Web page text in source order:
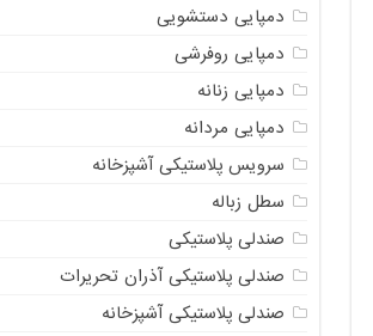
دمپایی دستشویی
دمپایی روفرشی
دمپایی زنانه
دمپایی مردانه
سرویس پلاستیکی آشپزخانه
سطل زباله
صندلی پلاستیکی
صندلی پلاستیکی آذران تحریرات
صندلی پلاستیکی آشپزخانه